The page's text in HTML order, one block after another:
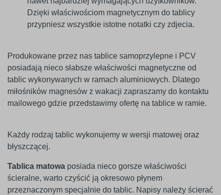
Dzięki właściwościom magnetycznym do tablicy
przypniesz wszystkie istotne notatki czy zdjecia.
Produkowane przez nas tablice samoprzylepne i PCV
posiadają nieco słabsze właściwości magnetyczne od
tablic wykonywanych w ramach aluminiowych. Dlatego
miłośników magnesów z wakacji zapraszamy do kontaktu
mailowego gdzie przedstawimy ofertę na tablice w ramie.
Każdy rodzaj tablic wykonujemy w wersji matowej oraz
błyszczącej.
Tablica matowa posiada nieco gorsze właściwości
ścieralne, warto czyścić ją okresowo płynem
przeznaczonym specjalnie do tablic. Napisy należy ścierać